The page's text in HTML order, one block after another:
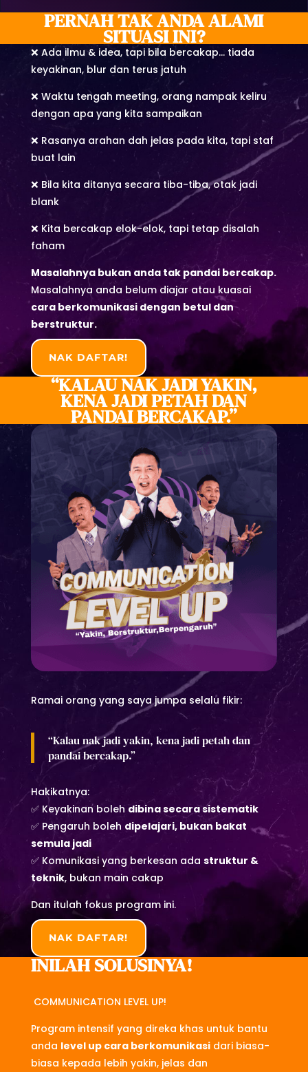
PERNAH TAK ANDA ALAMI
SITUASI INI?
❌ Ada ilmu & idea, tapi bila bercakap… tiada
keyakinan, blur dan terus jatuh
❌ Waktu tengah meeting, orang nampak keliru
dengan apa yang kita sampaikan
❌ Rasanya arahan dah jelas pada kita, tapi staf
buat lain
❌ Bila kita ditanya secara tiba-tiba, otak jadi
blank
❌ Kita bercakap elok-elok, tapi tetap disalah
faham
Masalahnya bukan anda tak pandai bercakap.
Masalahnya anda belum diajar atau kuasai
cara berkomunikasi dengan betul dan
berstruktur.
NAK DAFTAR!
“KALAU NAK JADI YAKIN,
KENA JADI PETAH DAN
PANDAI BERCAKAP.”
Ramai orang yang saya jumpa selalu fikir:
“Kalau nak jadi yakin, kena jadi petah dan
pandai bercakap.”
Hakikatnya:
✅ Keyakinan boleh dibina secara sistematik
✅ Pengaruh boleh dipelajari, bukan bakat
semula jadi
✅ Komunikasi yang berkesan ada struktur &
teknik, bukan main cakap
Dan itulah fokus program ini.
NAK DAFTAR!
INILAH SOLUSINYA!
COMMUNICATION LEVEL UP!
Program intensif yang direka khas untuk bantu
anda level up cara berkomunikasidari biasa-
biasa kepada lebih yakin, jelas dan